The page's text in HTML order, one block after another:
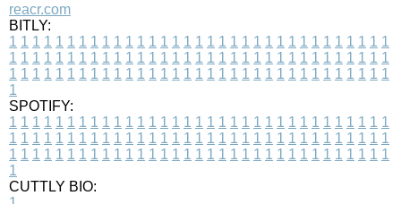
reacr.com
BITLY:
1 1 1 1 1 1 1 1 1 1 1 1 1 1 1 1 1 1 1 1 1 1 1 1 1 1 1 1 1 1 1 1 1
1 1 1 1 1 1 1 1 1 1 1 1 1 1 1 1 1 1 1 1 1 1 1 1 1 1 1 1 1 1 1 1 1
1 1 1 1 1 1 1 1 1 1 1 1 1 1 1 1 1 1 1 1 1 1 1 1 1 1 1 1 1 1 1 1 1
1
SPOTIFY:
1 1 1 1 1 1 1 1 1 1 1 1 1 1 1 1 1 1 1 1 1 1 1 1 1 1 1 1 1 1 1 1 1
1 1 1 1 1 1 1 1 1 1 1 1 1 1 1 1 1 1 1 1 1 1 1 1 1 1 1 1 1 1 1 1 1
1 1 1 1 1 1 1 1 1 1 1 1 1 1 1 1 1 1 1 1 1 1 1 1 1 1 1 1 1 1 1 1 1
1
CUTTLY BIO: